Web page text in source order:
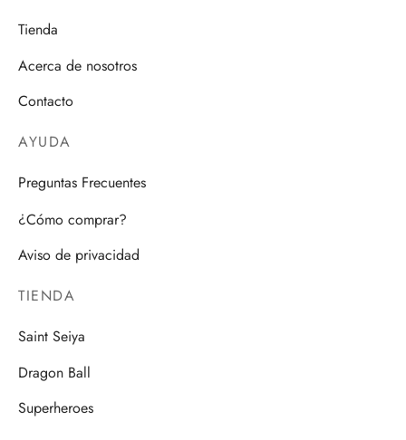
Tienda
Acerca de nosotros
Contacto
AYUDA
Preguntas Frecuentes
¿Cómo comprar?
Aviso de privacidad
TIENDA
Saint Seiya
Dragon Ball
Superheroes